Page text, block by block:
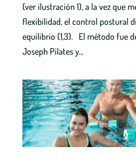
(ver ilustración 1), a la vez que
flexibilidad, el control postural
equilibrio (1,3). El método fue
Joseph Pilates y...